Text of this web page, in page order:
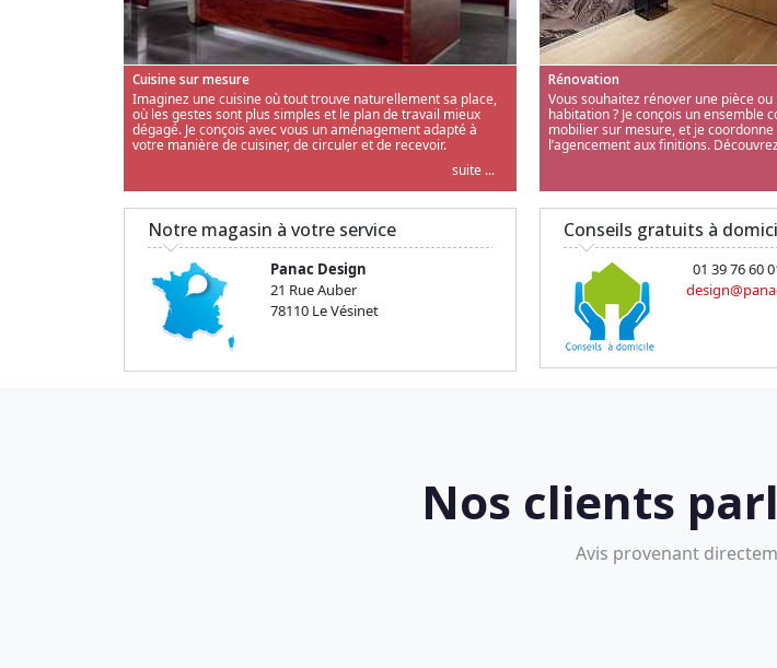
Cuisine sur mesure
Imaginez une cuisine où tout trouve naturellement sa place,
où les gestes sont plus simples et le plan de travail mieux
dégagé. Je conçois avec vous un aménagement adapté à
votre manière de cuisiner, de circuler et de recevoir.
suite ...
Rénovation
Vous souhaitez rénover une pièce
habitation ? Je conçois un ensemble
mobilier sur mesure, et je
l’agencement aux finitions.
Notre magasin à votre service
Panac Design
21 Rue Auber
78110 Le Vésinet
Conseils gratuits à
01 39 76 60
Nos clients
Avis provenant